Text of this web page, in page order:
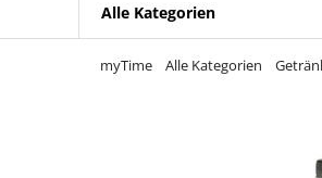
Alle Kategorien
myTime Alle Kategorien